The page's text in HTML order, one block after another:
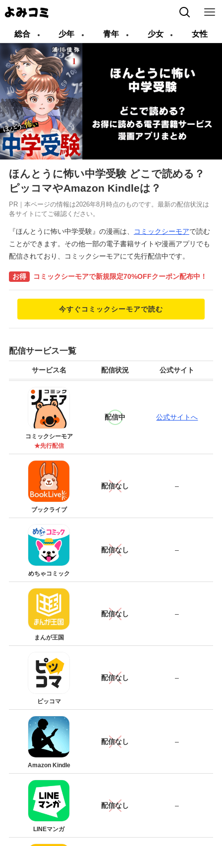
総合 少年 青年 少女 女性
ほんとうに怖い中学受験 どこで読める？
ピッコマやAmazon Kindleは？
PR｜本ページの情報は2026年8月時点のものです。最新の配信状況は
各サイトにてご確認ください。
『ほんとうに怖い中学受験』の漫画は、 コミックシーモアで読む
ことができます。その他一部の電子書籍サイトや漫画アプリでも
配信されており、コミックシーモアにて先行配信中です。
お得 コミックシーモアで新規限定70%OFFクーポン配布中！
今すぐコミックシーモアで読む
配信サービス一覧
サービス名 配信状況 公式サイト
コミックシーモア
★先行配信
配信中 公式サイトへ
ブックライブ
配信なし –
めちゃコミック
配信なし –
まんが王国
配信なし –
ピッコマ
配信なし –
Amazon Kindle
配信なし –
LINEマンガ
配信なし –